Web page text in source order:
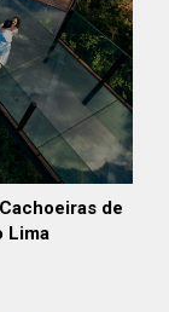
de
Lima